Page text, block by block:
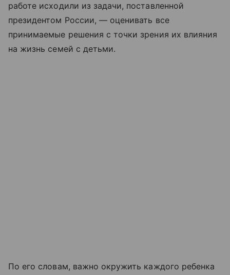
работе исходили из задачи, поставленной
президентом России, — оценивать все
принимаемые решения с точки зрения их влияния
на жизнь семей с детьми.
По его словам, важно окружить каждого ребенка